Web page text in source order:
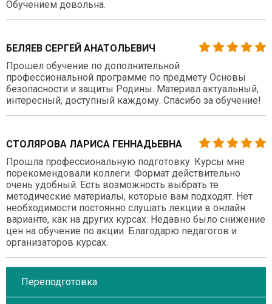
Обучением довольна.
БЕЛЯЕВ СЕРГЕЙ АНАТОЛЬЕВИЧ
Прошел обучение по дополнительной
профессиональной программе по предмету Основы
безопасности и защиты Родины. Материал актуальный,
интересный, доступный каждому. Спасибо за обучение!
СТОЛЯРОВА ЛАРИСА ГЕННАДЬЕВНА
Прошла профессиональную подготовку. Курсы мне
порекомендовали коллеги. Формат действительно
очень удобный. Есть возможность выбрать те
методические материалы, которые вам подходят. Нет
необходимости постоянно слушать лекции в онлайн
варианте, как на других курсах. Недавно было снижение
цен на обучение по акции. Благодарю педагогов и
организаторов курсах.
Переподготовка